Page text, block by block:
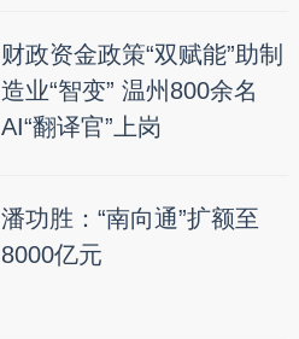
财政资金政策“双赋能”助制
造业“智变” 温州800余名
AI“翻译官”上岗
潘功胜：“南向通”扩额至
8000亿元